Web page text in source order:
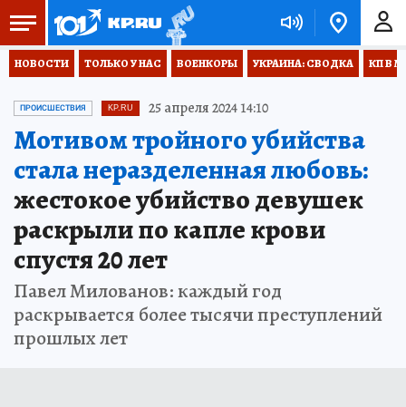
НОВОСТИ ТОЛЬКО У НАС ВОЕНКОРЫ УКРАИНА: СВОДКА КП В
ПРОИСШЕСТВИЯ KP.RU 25 апреля 2024 14:10
Мотивом тройного убийства
стала неразделенная любовь:
жестокое убийство девушек
раскрыли по капле крови
спустя 20 лет
Павел Милованов: каждый год
раскрывается более тысячи преступлений
прошлых лет